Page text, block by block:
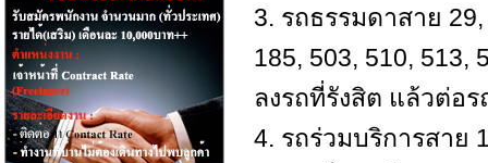
3. รถธรรมดาสาย
185, 503, 510, 513,
ลงรถที่รังสิต แล้วต่อ
4. รถร่วมบริการสาย